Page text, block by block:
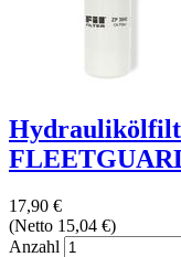
17,90 €
(Netto 15,04 €)
Anzahl